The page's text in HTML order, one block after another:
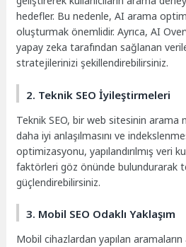
hedefler. Bu nedenle, AI arama
oluşturmak önemlidir. Ayrıca, AI
yapay zeka tarafından sağlanan
stratejilerinizi şekillendirebilirsiniz.
2. Teknik SEO İyileştirmeleri
Teknik SEO, bir web sitesinin arama
daha iyi anlaşılmasını ve
optimizasyonu, yapılandırılmış veri
faktörleri göz önünde bulundurarak
güçlendirebilirsiniz.
3. Mobil SEO Odaklı Yaklaşım
Mobil cihazlardan yapılan